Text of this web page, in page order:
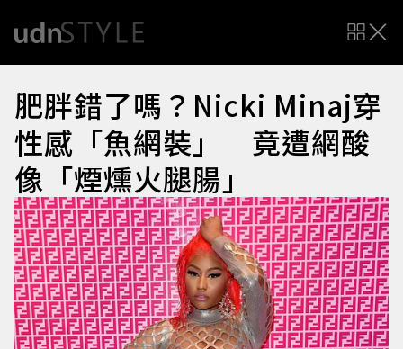
肥胖錯了嗎？Nicki Minaj穿
性感「魚網裝」 竟遭網酸
像「煙燻火腿腸」